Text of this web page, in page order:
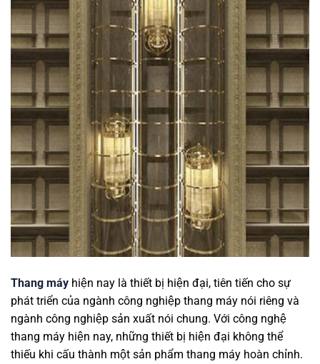
Thang máy hiện nay là thiết bị hiện đại, tiên tiến cho sự
phát triển của ngành công nghiệp thang máy nói riêng và
ngành công nghiệp sản xuất nói chung. Với công nghệ
thang máy hiện nay, những thiết bị hiện đại không thể
thiếu khi cấu thành một sản phẩm thang máy hoàn chỉnh.